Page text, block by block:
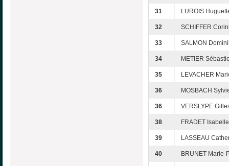
31 LUROIS
32 SCHIFFER
33 SALMON
34 METIER
35 LEVACHER
36 MOSBACH
36 VERSLYPE
38 FRADET Isabelle
39 LASSEAU
40 BRUNET Marie-